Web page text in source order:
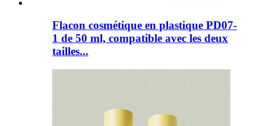
Flacon cosmétique en plastique PD07-
1 de 50 ml, compatible avec les deux
tailles...